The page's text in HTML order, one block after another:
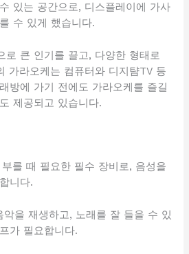
있는 공간으로, 디스플레이에 가사
수 있게 했습니다.
로 큰 인기를 끌고, 다양한 형태로
가라오케는 컴퓨터와 디지턈TV 등
방에 가기 전에도 가라오케를 즐길
제공되고 있습니다.
를 때 필요한 필수 장비로, 음성을
니다.
을 재생하고, 노래를 잘 들을 수 있
가 필요합니다.